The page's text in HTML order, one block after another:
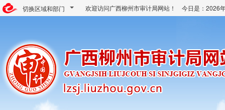
切换区域和部门 欢迎访问广西柳州市审计局网站！ 今日是： 2026